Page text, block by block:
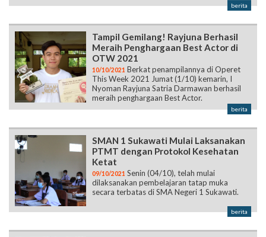
berita
Tampil Gemilang! Rayjuna Berhasil
Meraih Penghargaan Best Actor di
OTW 2021
10/10/2021 Berkat penampilannya di Operet
This Week 2021 Jumat (1/10) kemarin, I
Nyoman Rayjuna Satria Darmawan berhasil
meraih penghargaan Best Actor.
berita
SMAN 1 Sukawati Mulai Laksanakan
PTMT dengan Protokol Kesehatan
Ketat
09/10/2021 Senin (04/10), telah mulai
dilaksanakan pembelajaran tatap muka
secara terbatas di SMA Negeri 1 Sukawati.
berita